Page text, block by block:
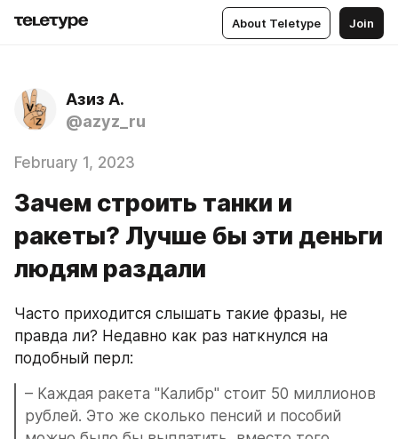
About Teletype Join
Азиз А.
@azyz_ru
February 1, 2023
Зачем строить танки и
ракеты? Лучше бы эти деньги
людям раздали
Часто приходится слышать такие фразы, не
правда ли? Недавно как раз наткнулся на
подобный перл:
– Каждая ракета "Калибр" стоит 50 миллионов
рублей. Это же сколько пенсий и пособий